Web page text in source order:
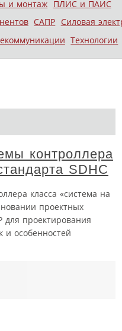
и монтаж ПЛИС и ПАИС
САПР Силовая
Технологии
контроллера
SDHC
класса «система на
проектных
проектирования
и особенностей